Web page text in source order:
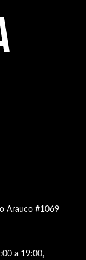
Arauco #1069
a 19:00,